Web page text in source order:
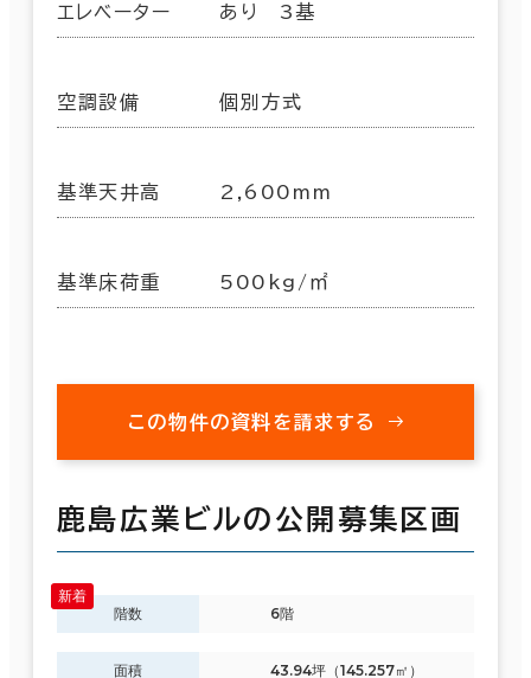
エレベーター あり 3基
空調設備 個別方式
基準天井高 2,600mm
基準床荷重 500kg/㎡
この物件の資料を請求する
鹿島広業ビルの公開募集区画
階数 6階
面積 43.94坪（145.257㎡）